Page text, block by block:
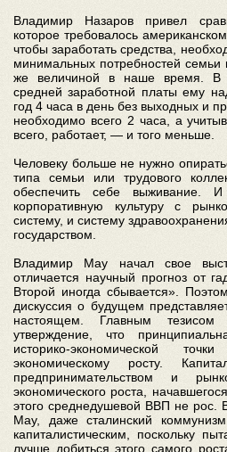
Владимир Назаров привел
которое требовалось
чтобы заработать средства,
минимальных потребностей семьи
же величиной в наше время. В
средней заработной платы ему
год 4 часа в день без выходных и
необходимо всего 2 часа, а
всего, работает, — и того меньше.
Человеку больше не нужно
типа семьи или трудового
обеспечить себе выживание.
корпоративную культуру с
систему, и систему
государством.
Владимир Мау начал свое
отличается научный прогноз от
Второй иногда сбывается».
дискуссия о будущем
настоящем. Главным
утверждение, что
историко-экономической
экономическому росту.
предпринимательством и
экономического роста,
этого среднедушевой ВВП не рос.
Мау, даже сталинский
капиталистическим, поскольку
лучше добиться этого самого